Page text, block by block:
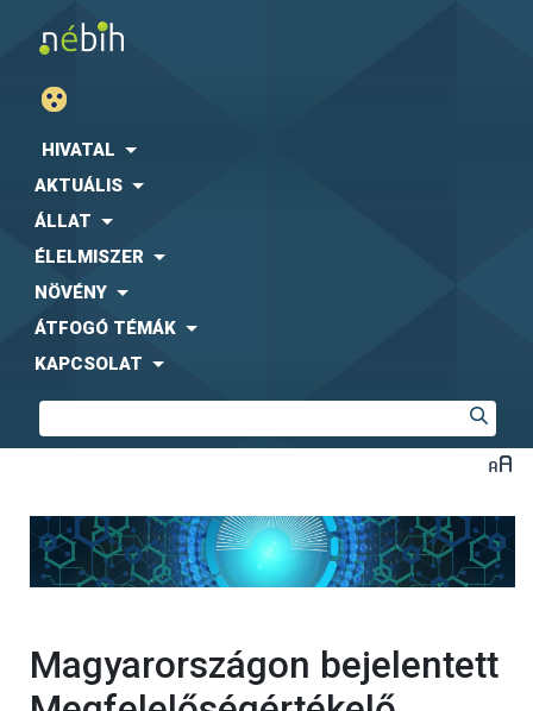
HIVATAL
AKTUÁLIS
ÁLLAT
ÉLELMISZER
NÖVÉNY
ÁTFOGÓ TÉMÁK
KAPCSOLAT
Magyarországon bejelentett